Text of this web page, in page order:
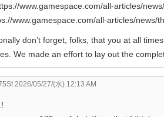
www.gamespace.com/all-articles/
www.gamespace.com/all-articles/
don’t forget, folks, that you at all
We made an effort to lay out the
2026/05/27/(水) 12:13 AM